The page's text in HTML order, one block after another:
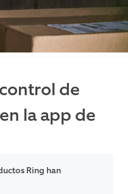
de
la app de
Ring han